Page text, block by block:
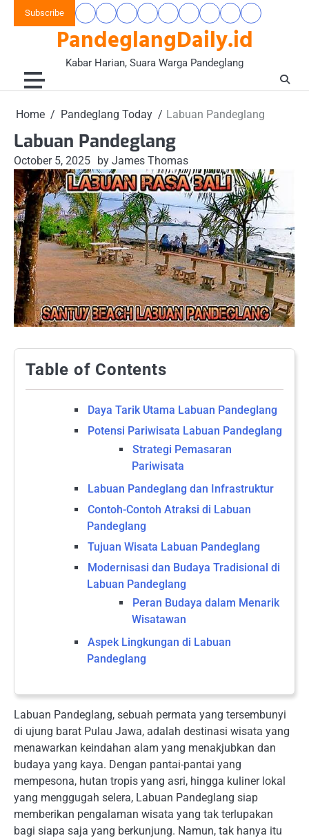
Subscribe
PandeglangDaily.id
Kabar Harian, Suara Warga Pandeglang
BerandaBanten
Raya
Gaya
Hidup
&
Komunitas
Hukum
Kriminal
Nasional
Opini
Wacana
Pandeglang
Today
Pendidikan
&
Kesehatan
Wisata
&
Home Pandeglang Today Labuan Pandeglang
Labuan Pandeglang
October 5, 2025 by James Thomas
Table of Contents
Daya Tarik Utama Labuan Pandeglang
Potensi Pariwisata Labuan Pandeglang
Strategi Pemasaran
Pariwisata
Labuan Pandeglang dan Infrastruktur
Contoh-Contoh Atraksi di Labuan
Pandeglang
Tujuan Wisata Labuan Pandeglang
Modernisasi dan Budaya Tradisional di
Labuan Pandeglang
Peran Budaya dalam Menarik
Wisatawan
Aspek Lingkungan di Labuan
Pandeglang
Labuan Pandeglang, sebuah permata yang tersembunyi
di ujung barat Pulau Jawa, adalah destinasi wisata yang
menawarkan keindahan alam yang menakjubkan dan
budaya yang kaya. Dengan pantai-pantai yang
mempesona, hutan tropis yang asri, hingga kuliner lokal
yang menggugah selera, Labuan Pandeglang siap
memberikan pengalaman wisata yang tak terlupakan
bagi siapa saja yang berkunjung. Namun, tak hanya itu